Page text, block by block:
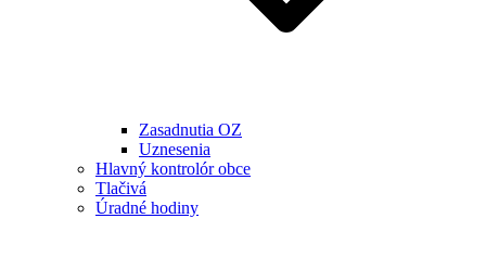
Zasadnutia OZ
Uznesenia
Hlavný kontrolór obce
Tlačivá
Úradné hodiny